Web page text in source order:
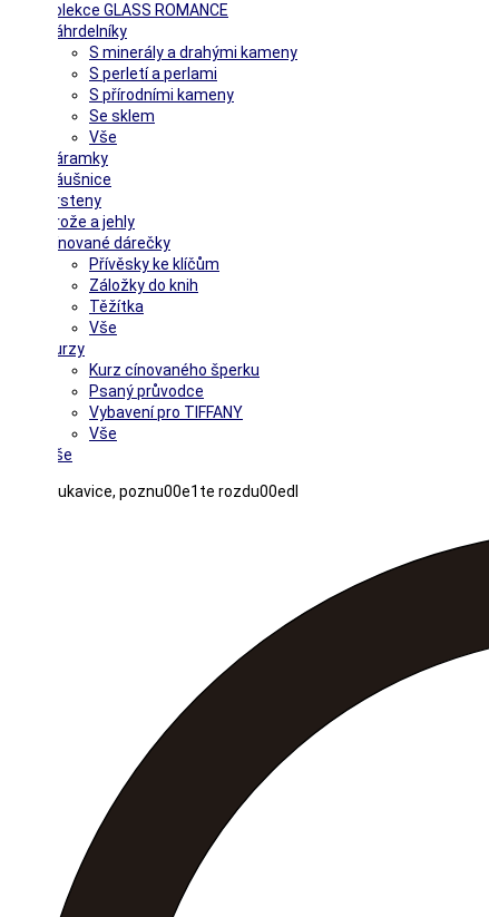
Kolekce GLASS ROMANCE
Náhrdelníky
S minerály a drahými kameny
S perletí a perlami
S přírodními kameny
Se sklem
Vše
Náramky
Náušnice
Prsteny
Brože a jehly
Cínované dárečky
Přívěsky ke klíčům
Záložky do knih
Těžítka
Vše
Kurzy
Kurz cínovaného šperku
Psaný průvodce
Vybavení pro TIFFANY
Vše
Vše
Hestra rukavice, poznu00e1te rozdu00edl